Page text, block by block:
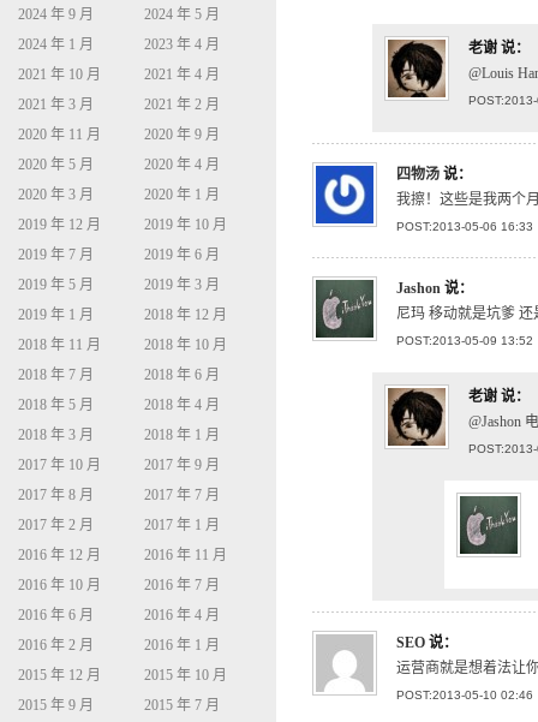
老谢 说：
@Louis
四物汤 说：
我擦！这些是我两个
POST:2013-05-06 16:33
Jashon 说：
尼玛 移动就是坑爹
POST:2013-05-09 13:52
老谢 说：
@Jashon
SEO 说：
运营商就是想着法让
POST:2013-05-10 02:46
2024 年 9 月
2024 年 5 月
2024 年 1 月
2023 年 4 月
2021 年 10 月
2021 年 4 月
2021 年 3 月
2021 年 2 月
2020 年 11 月
2020 年 9 月
2020 年 5 月
2020 年 4 月
2020 年 3 月
2020 年 1 月
2019 年 12 月
2019 年 10 月
2019 年 7 月
2019 年 6 月
2019 年 5 月
2019 年 3 月
2019 年 1 月
2018 年 12 月
2018 年 11 月
2018 年 10 月
2018 年 7 月
2018 年 6 月
2018 年 5 月
2018 年 4 月
2018 年 3 月
2018 年 1 月
2017 年 10 月
2017 年 9 月
2017 年 8 月
2017 年 7 月
2017 年 2 月
2017 年 1 月
2016 年 12 月
2016 年 11 月
2016 年 10 月
2016 年 7 月
2016 年 6 月
2016 年 4 月
2016 年 2 月
2016 年 1 月
2015 年 12 月
2015 年 10 月
2015 年 9 月
2015 年 7 月